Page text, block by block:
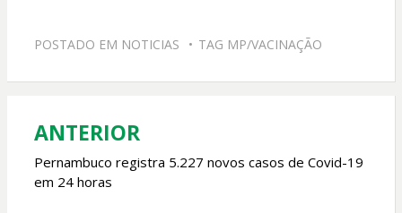
e
o
k
at
A
p
ittai
POSTADO EM NOTICIAS TAG MP/VACINAÇÃO
Navegação
de
Post
ANTERIOR
Pernambuco registra 5.227 novos casos de Covid-19
em 24 horas